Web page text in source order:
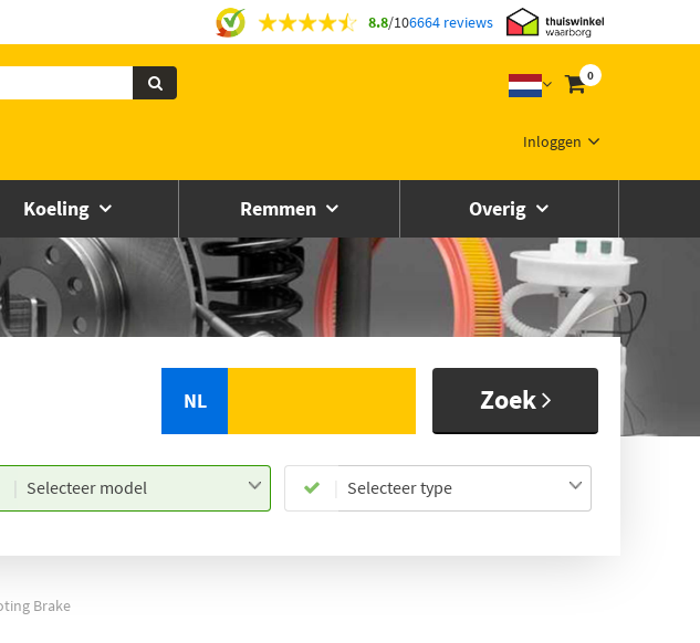
8.8/106664 reviews
0
Inloggen
Koeling Remmen Overig
NL Zoek
Selecteer model Selecteer type
Brake